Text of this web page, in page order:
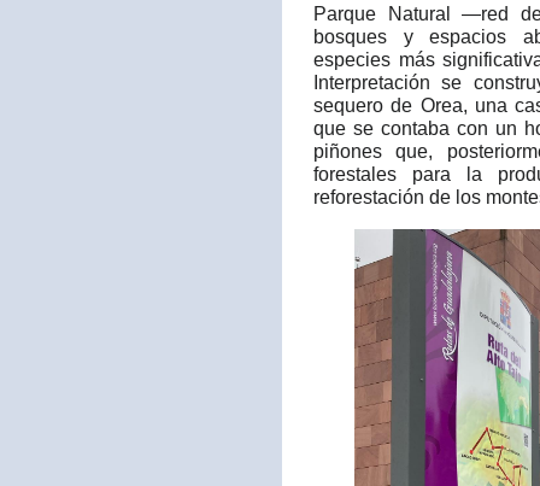
Parque Natural —red
bosques y espacios
especies más
Interpretación se
sequero de Orea, una
que se contaba con un
piñones que,
forestales para la
reforestación de los